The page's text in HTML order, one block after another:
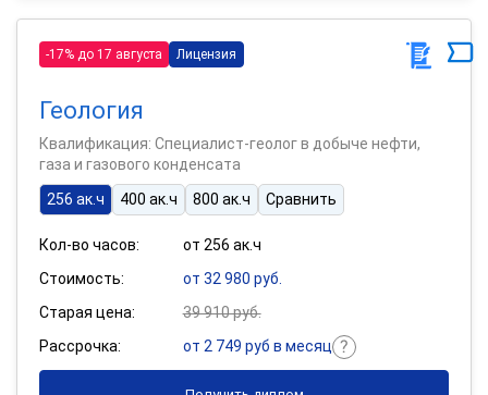
-17% до 17 августа Лицензия
Геология
Квалификация: Специалист-геолог в добыче нефти,
газа и газового конденсата
256 ак.ч
400 ак.ч 800 ак.ч Сравнить
Кол-во часов:
от 256 ак.ч
Стоимость:
от 32 980 руб.
Старая цена:
39 910 руб.
Рассрочка:
от 2 749 руб в месяц